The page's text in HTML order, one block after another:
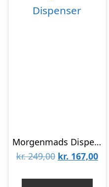
Morgenmads Dispenser
kr.249,00 Den
kr. 167,00Den